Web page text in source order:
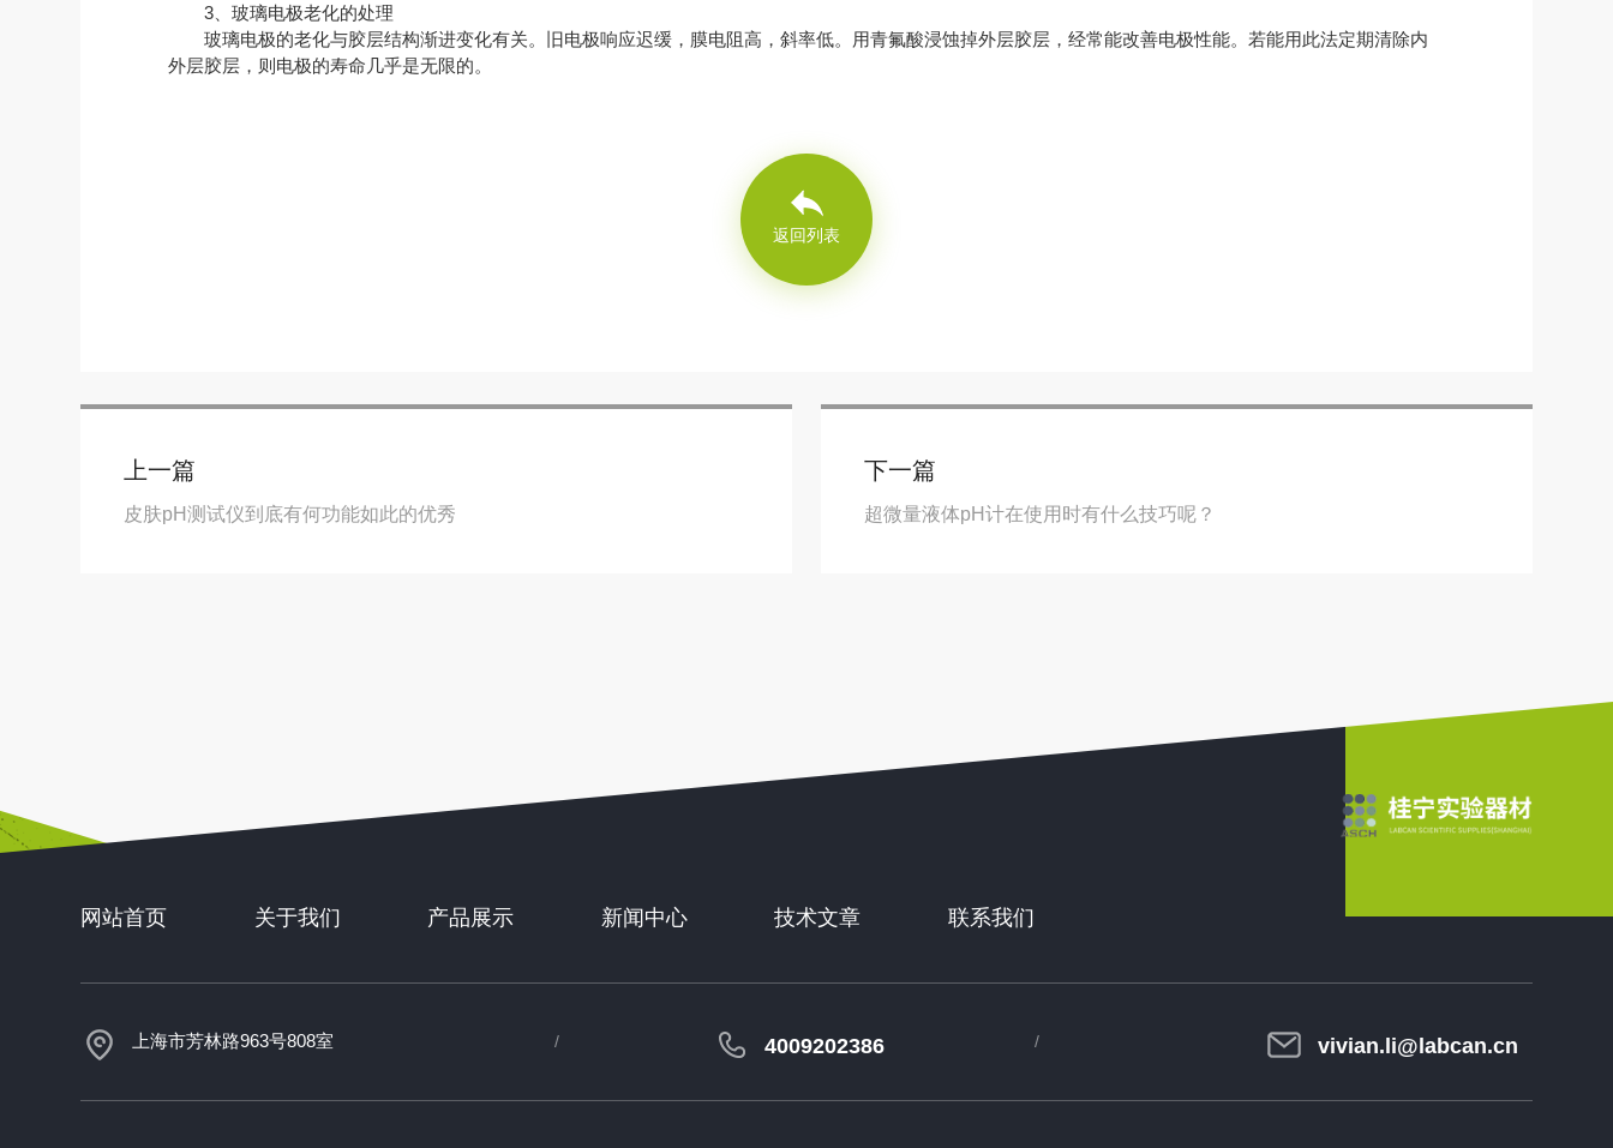
3、玻璃电极老化的处理
玻璃电极的老化与胶层结构渐进变化有关。旧电极响应迟缓，膜电阻高，斜率低。用青氟酸浸蚀掉外层胶层，经常能改善电极性能。若能用此法定期清除内
外层胶层，则电极的寿命几乎是无限的。
返回列表
上一篇
皮肤pH测试仪到底有何功能如此的优秀
下一篇
超微量液体pH计在使用时有什么技巧呢？
网站首页 关于我们 产品展示 新闻中心 技术文章 联系我们
上海市芳林路963号808室 4009202386 vivian.li@labcan.cn